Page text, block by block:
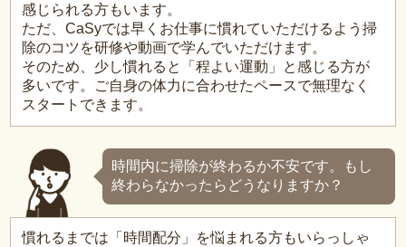
感じられる方もいます。
ただ、CaSyでは早くお仕事に慣れていただけるよう掃
除のコツを研修や動画で学んでいただけます。
そのため、少し慣れると「程よい運動」と感じる方が
多いです。ご自身の体力に合わせたペースで無理なく
スタートできます。
時間内に掃除が終わるか不安です。もし
終わらなかったらどうなりますか？
慣れるまでは「時間配分」を悩まれる方もいらっしゃ